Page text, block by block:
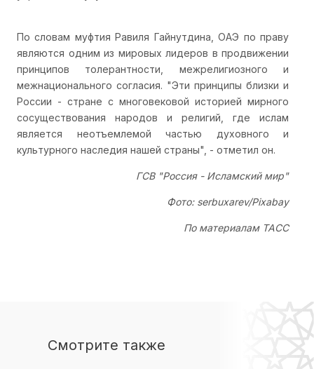
По словам муфтия Равиля Гайнутдина, ОАЭ по праву
являются одним из мировых лидеров в продвижении
принципов толерантности, межрелигиозного и
межнационального согласия. "Эти принципы близки и
России - стране с многовековой историей мирного
сосуществования народов и религий, где ислам
является неотъемлемой частью духовного и
культурного наследия нашей страны", - отметил он.
ГСВ "Россия - Исламский мир"
Фото: serbuxarev/Pixabay
По материалам ТАСС
Смотрите также